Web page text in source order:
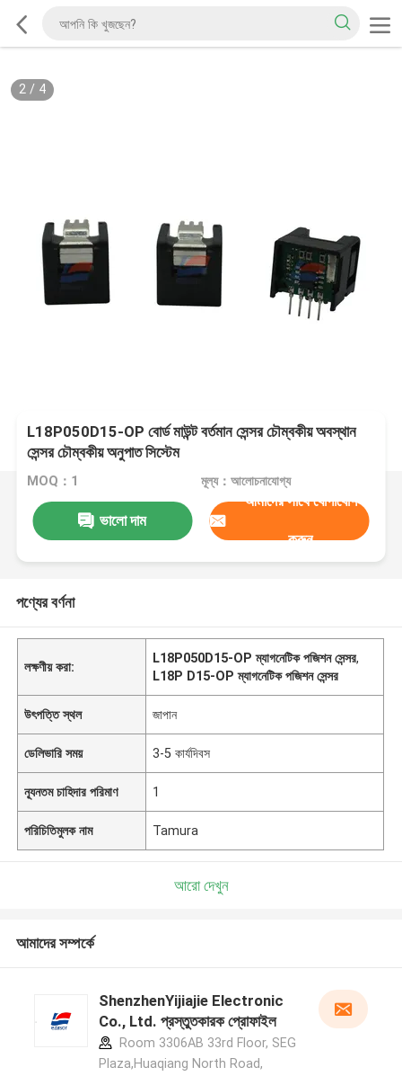
2/ 4
L18P050D15-OP বোর্ড মাউন্ট বর্তমান সেন্সর চৌম্বকীয় অবস্থান
সেন্সর চৌম্বকীয় অনুপাত সিস্টেম
MOQ：1 মূল্য：আলোচনাযোগ্য
ভালো দাম
আমাদের সাথে যোগাযোগ
করুন
পণ্যের বর্ণনা
লক্ষণীয় করা:
L18P050D15-OP ম্যাগনেটিক পজিশন সেন্সর,
L18P D15-OP ম্যাগনেটিক পজিশন সেন্সর
উৎপত্তি স্থল জাপান
ডেলিভারি সময় 3-5 কার্যদিবস
ন্যূনতম চাহিদার পরিমাণ 1
পরিচিতিমুলক নাম Tamura
আরো দেখুন
আমাদের সম্পর্কে
ShenzhenYijiajie Electronic
Co., Ltd. প্রস্তুতকারক প্রোফাইল
Room 3306AB 33rd Floor, SEG
Plaza,Huaqiang North Road,